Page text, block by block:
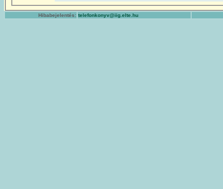
Hibabejelentés: telefonkonyv@iig.elte.hu